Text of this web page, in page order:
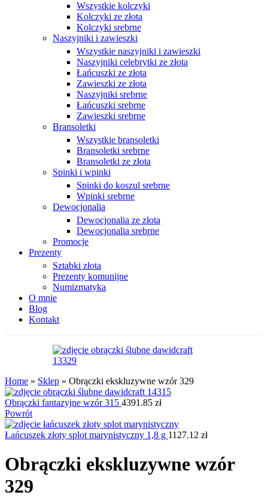
Wszystkie kolczyki
Kolczyki ze złota
Kolczyki srebrne
Naszyjniki i zawieszki
Wszystkie naszyjniki i zawieszki
Naszyjniki celebrytki ze złota
Łańcuszki ze złota
Zawieszki ze złota
Naszyjniki srebrne
Łańcuszki srebrne
Zawieszki srebrne
Bransoletki
Wszystkie bransoletki
Bransoletki srebrne
Bransoletki ze złota
Spinki i wpinki
Spinki do koszul srebrne
Wpinki srebrne
Dewocjonalia
Dewocjonalia ze złota
Dewocjonalia srebrne
Promocje
Prezenty
Sztabki złota
Prezenty komunijne
Numizmatyka
O mnie
Blog
Kontakt
Home » Sklep » Obrączki ekskluzywne wzór 329
Obrączki fantazyjne wzór 315 4391.85 zł
Powrót
Łańcuszek złoty splot marynistyczny 1,8 g 1127.12 zł
Obrączki ekskluzywne wzór
329